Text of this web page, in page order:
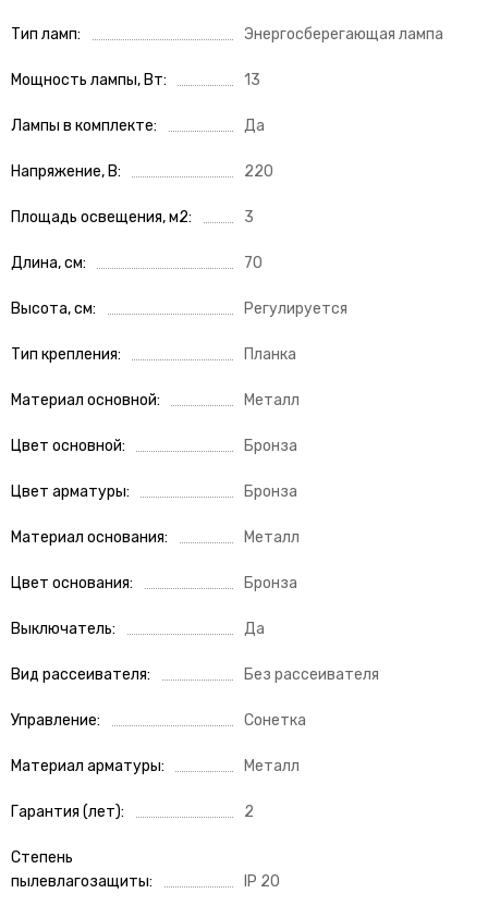
Тип ламп Энергосберегающая лампа
Мощность лампы, Вт 13
Лампы в комплекте Да
Напряжение, В 220
Площадь освещения, м2 3
Длина, см 70
Высота, см Регулируется
Тип крепления Планка
Материал основной Металл
Цвет основной Бронза
Цвет арматуры Бронза
Материал основания Металл
Цвет основания Бронза
Выключатель Да
Вид рассеивателя Без рассеивателя
Управление Сонетка
Материал арматуры Металл
Гарантия (лет) 2
Степень
пылевлагозащиты
IP 20